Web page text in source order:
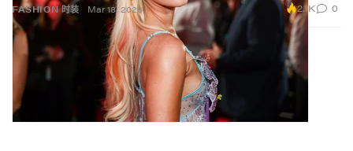
FASHION 时装 Mar 18, 2026 2.1K 0